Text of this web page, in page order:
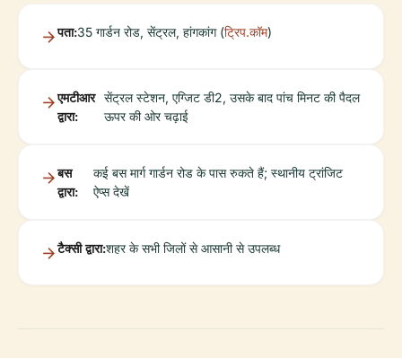
पता:35 गार्डन रोड, सेंट्रल, हांगकांग (ट्रिप.कॉम)
एमटीआर
द्वारा:
सेंट्रल स्टेशन, एग्जिट डी2, उसके बाद पांच मिनट की पैदल
ऊपर की ओर चढ़ाई
बस
द्वारा:
कई बस मार्ग गार्डन रोड के पास रुकते हैं; स्थानीय ट्रांजिट
ऐप्स देखें
टैक्सी द्वारा:शहर के सभी जिलों से आसानी से उपलब्ध